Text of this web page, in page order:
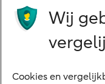
Advocaten en
Diensten
Wij
Cookies en